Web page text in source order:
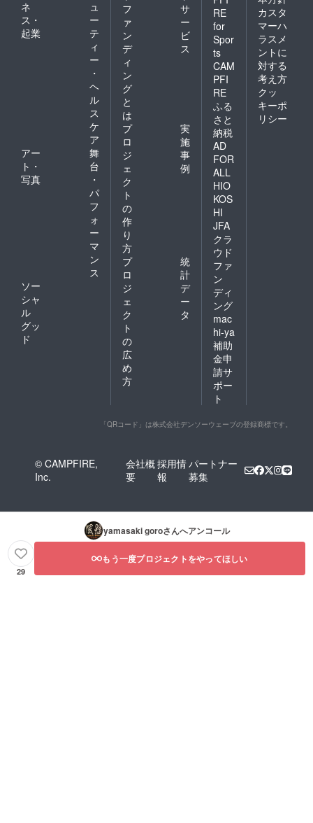
ネ
ス・
起業
ュ
ー
テ
ィ
ー
・
ヘ
ル
ス
ケ
ア
アー
ト・
写真
舞
台
・
パ
フ
ォ
ー
マ
ン
ス
ソー
シャ
ル
グッ
ド
フ
ァ
ン
デ
ィ
ン
グ
と
は
サ
ー
ビ
ス
プ
ロ
ジ
ェ
ク
ト
の
作
り
方
実
施
事
例
プ
ロ
ジ
ェ
ク
ト
の
広
め
方
統
計
デ
ー
タ
RE
for
Spor
ts
CAM
PFI
RE
ふる
さと
納税
AD
FOR
ALL
HIO
KOS
HI
JFA
クラ
ウド
ファ
ン
ディ
ング
mac
hi-ya
補助
金申
請サ
ポー
ト
カスタ
マーハ
ラスメ
ントに
対する
考え方
クッ
キーポ
リシー
「QRコード」は株式会社デンソーウェーブの登録商標です。
© CAMPFIRE,
Inc.
会社概
要
採用情
報
パートナー
募集
yamasaki goroさんへアンコール
29
もう一度プロジェクトをやってほしい